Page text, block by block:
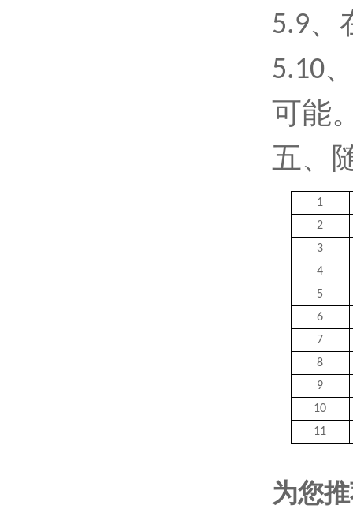
5.9、
5.10
可能
五、
1
2
3
4
5
6
7
8
9
10
11
为您